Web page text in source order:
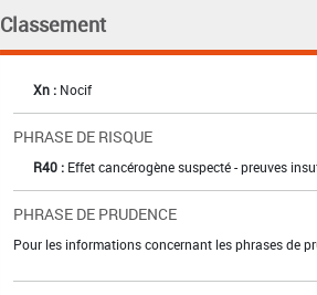
Classement
Xn : Nocif
PHRASE DE RISQUE
R40 : Effet cancérogène suspecté - preuves
PHRASE DE PRUDENCE
Pour les informations concernant les phrases de